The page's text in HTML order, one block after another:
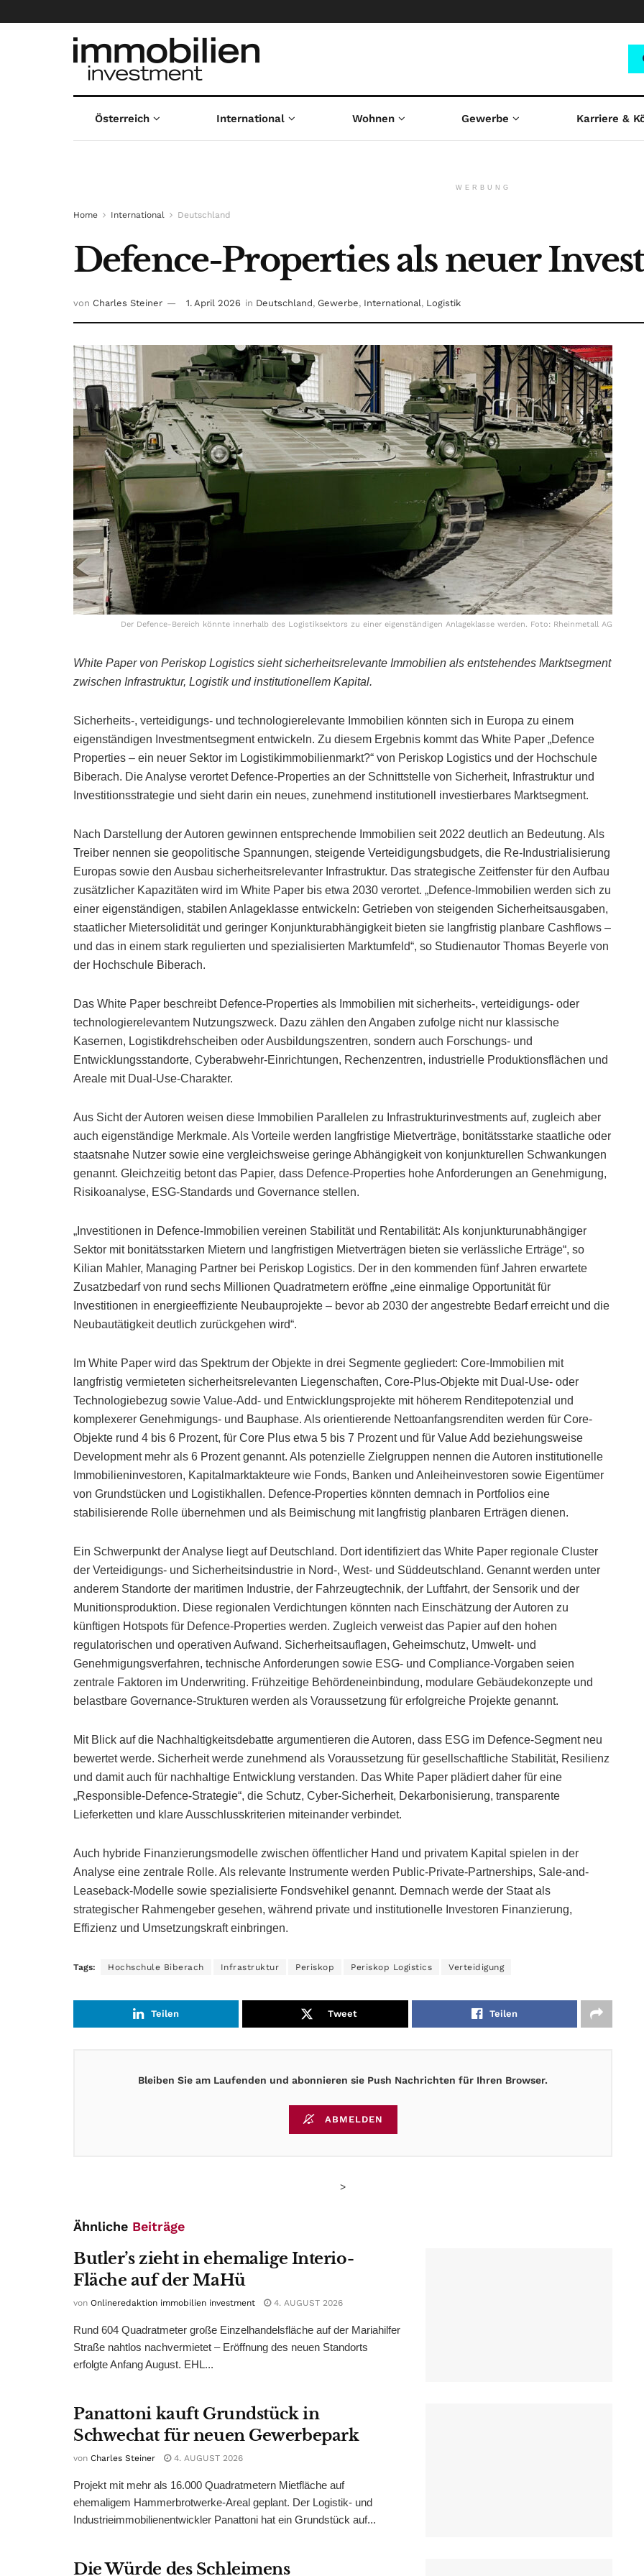
Österreich International Wohnen Gewerbe Karriere &
WERBUNG
Home International Deutschland
Defence-Properties als neuer
von Charles Steiner 1. April 2026 in Deutschland, Gewerbe, International, Logistik
Der Defence-Bereich könnte innerhalb des Logistiksektors zu einer eigenständigen Anlageklasse werden. Foto: Rheinmetall AG
White Paper von Periskop Logistics sieht sicherheitsrelevante Immobilien als entstehendes Marktsegment
zwischen Infrastruktur, Logistik und institutionellem Kapital.
Sicherheits-, verteidigungs- und technologierelevante Immobilien könnten sich in Europa zu einem
eigenständigen Investmentsegment entwickeln. Zu diesem Ergebnis kommt das White Paper „Defence
Properties – ein neuer Sektor im Logistikimmobilienmarkt?“ von Periskop Logistics und der Hochschule
Biberach. Die Analyse verortet Defence-Properties an der Schnittstelle von Sicherheit, Infrastruktur und
Investitionsstrategie und sieht darin ein neues, zunehmend institutionell investierbares Marktsegment.
Nach Darstellung der Autoren gewinnen entsprechende Immobilien seit 2022 deutlich an Bedeutung. Als
Treiber nennen sie geopolitische Spannungen, steigende Verteidigungsbudgets, die Re-Industrialisierung
Europas sowie den Ausbau sicherheitsrelevanter Infrastruktur. Das strategische Zeitfenster für den Aufbau
zusätzlicher Kapazitäten wird im White Paper bis etwa 2030 verortet. „Defence-Immobilien werden sich zu
einer eigenständigen, stabilen Anlageklasse entwickeln: Getrieben von steigenden Sicherheitsausgaben,
staatlicher Mietersolidität und geringer Konjunkturabhängigkeit bieten sie langfristig planbare Cashflows –
und das in einem stark regulierten und spezialisierten Marktumfeld“, so Studienautor Thomas Beyerle von
der Hochschule Biberach.
Das White Paper beschreibt Defence-Properties als Immobilien mit sicherheits-, verteidigungs- oder
technologierelevantem Nutzungszweck. Dazu zählen den Angaben zufolge nicht nur klassische
Kasernen, Logistikdrehscheiben oder Ausbildungszentren, sondern auch Forschungs- und
Entwicklungsstandorte, Cyberabwehr-Einrichtungen, Rechenzentren, industrielle Produktionsflächen und
Areale mit Dual-Use-Charakter.
Aus Sicht der Autoren weisen diese Immobilien Parallelen zu Infrastrukturinvestments auf, zugleich aber
auch eigenständige Merkmale. Als Vorteile werden langfristige Mietverträge, bonitätsstarke staatliche oder
staatsnahe Nutzer sowie eine vergleichsweise geringe Abhängigkeit von konjunkturellen Schwankungen
genannt. Gleichzeitig betont das Papier, dass Defence-Properties hohe Anforderungen an Genehmigung,
Risikoanalyse, ESG-Standards und Governance stellen.
„Investitionen in Defence-Immobilien vereinen Stabilität und Rentabilität: Als konjunkturunabhängiger
Sektor mit bonitätsstarken Mietern und langfristigen Mietverträgen bieten sie verlässliche Erträge“, so
Kilian Mahler, Managing Partner bei Periskop Logistics. Der in den kommenden fünf Jahren erwartete
Zusatzbedarf von rund sechs Millionen Quadratmetern eröffne „eine einmalige Opportunität für
Investitionen in energieeffiziente Neubauprojekte – bevor ab 2030 der angestrebte Bedarf erreicht und die
Neubautätigkeit deutlich zurückgehen wird“.
Im White Paper wird das Spektrum der Objekte in drei Segmente gegliedert: Core-Immobilien mit
langfristig vermieteten sicherheitsrelevanten Liegenschaften, Core-Plus-Objekte mit Dual-Use- oder
Technologiebezug sowie Value-Add- und Entwicklungsprojekte mit höherem Renditepotenzial und
komplexerer Genehmigungs- und Bauphase. Als orientierende Nettoanfangsrenditen werden für Core-
Objekte rund 4 bis 6 Prozent, für Core Plus etwa 5 bis 7 Prozent und für Value Add beziehungsweise
Development mehr als 6 Prozent genannt. Als potenzielle Zielgruppen nennen die Autoren institutionelle
Immobilieninvestoren, Kapitalmarktakteure wie Fonds, Banken und Anleiheinvestoren sowie Eigentümer
von Grundstücken und Logistikhallen. Defence-Properties könnten demnach in Portfolios eine
stabilisierende Rolle übernehmen und als Beimischung mit langfristig planbaren Erträgen dienen.
Ein Schwerpunkt der Analyse liegt auf Deutschland. Dort identifiziert das White Paper regionale Cluster
der Verteidigungs- und Sicherheitsindustrie in Nord-, West- und Süddeutschland. Genannt werden unter
anderem Standorte der maritimen Industrie, der Fahrzeugtechnik, der Luftfahrt, der Sensorik und der
Munitionsproduktion. Diese regionalen Verdichtungen könnten nach Einschätzung der Autoren zu
künftigen Hotspots für Defence-Properties werden. Zugleich verweist das Papier auf den hohen
regulatorischen und operativen Aufwand. Sicherheitsauflagen, Geheimschutz, Umwelt- und
Genehmigungsverfahren, technische Anforderungen sowie ESG- und Compliance-Vorgaben seien
zentrale Faktoren im Underwriting. Frühzeitige Behördeneinbindung, modulare Gebäudekonzepte und
belastbare Governance-Strukturen werden als Voraussetzung für erfolgreiche Projekte genannt.
Mit Blick auf die Nachhaltigkeitsdebatte argumentieren die Autoren, dass ESG im Defence-Segment neu
bewertet werde. Sicherheit werde zunehmend als Voraussetzung für gesellschaftliche Stabilität, Resilienz
und damit auch für nachhaltige Entwicklung verstanden. Das White Paper plädiert daher für eine
„Responsible-Defence-Strategie“, die Schutz, Cyber-Sicherheit, Dekarbonisierung, transparente
Lieferketten und klare Ausschlusskriterien miteinander verbindet.
Auch hybride Finanzierungsmodelle zwischen öffentlicher Hand und privatem Kapital spielen in der
Analyse eine zentrale Rolle. Als relevante Instrumente werden Public-Private-Partnerships, Sale-and-
Leaseback-Modelle sowie spezialisierte Fondsvehikel genannt. Demnach werde der Staat als
strategischer Rahmengeber gesehen, während private und institutionelle Investoren Finanzierung,
Effizienz und Umsetzungskraft einbringen.
Tags: Hochschule Biberach Infrastruktur Periskop Periskop Logistics Verteidigung
Teilen Tweet Teilen
Bleiben Sie am Laufenden und abonnieren sie Push Nachrichten für Ihren Browser.
ABMELDEN
>
Ähnliche Beiträge
Butler’s zieht in ehemalige Interio-
Fläche auf der MaHü
von Onlineredaktion immobilien investment 4. AUGUST 2026
Rund 604 Quadratmeter große Einzelhandelsfläche auf der Mariahilfer
Straße nahtlos nachvermietet – Eröffnung des neuen Standorts
erfolgte Anfang August. EHL...
Panattoni kauft Grundstück in
Schwechat für neuen Gewerbepark
von Charles Steiner 4. AUGUST 2026
Projekt mit mehr als 16.000 Quadratmetern Mietfläche auf
ehemaligem Hammerbrotwerke-Areal geplant. Der Logistik- und
Industrieimmobilienentwickler Panattoni hat ein Grundstück auf...
Die Würde des Schleimens